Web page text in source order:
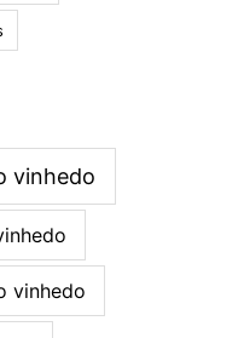
vinhedo
vinhedo